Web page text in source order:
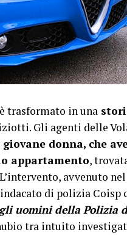
trasformato in una
Gli agenti delle
donna, che
appartamento,
avvenuto nel
di polizia Coisp
uomini della Polizia
tra intuito